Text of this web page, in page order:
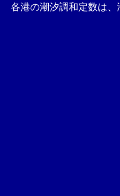
各港の潮汐調和定数は